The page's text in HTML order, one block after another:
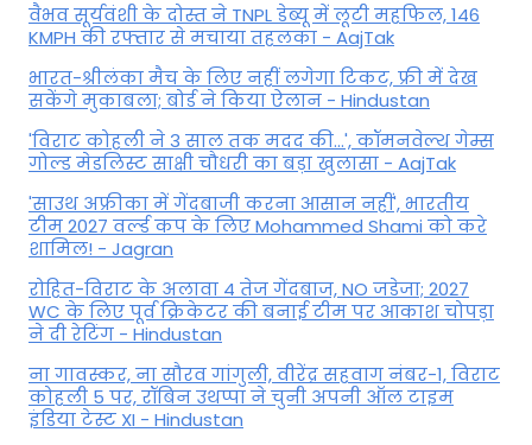
वैभव सूर्यवंशी के दोस्त ने TNPL डेब्यू में लूटी महफिल, 146
KMPH की रफ्तार से मचाया तहलका - AajTak
भारत-श्रीलंका मैच के लिए नहीं लगेगा टिकट, फ्री में देख
सकेंगे मुकाबला; बोर्ड ने किया ऐलान - Hindustan
'विराट कोहली ने 3 साल तक मदद की...', कॉमनवेल्थ गेम्स
गोल्ड मेडलिस्ट साक्षी चौधरी का बड़ा खुलासा - AajTak
'साउथ अफ्रीका में गेंदबाजी करना आसान नहीं', भारतीय
टीम 2027 वर्ल्‍ड कप के लिए Mohammed Shami को करे
शामिल! - Jagran
रोहित-विराट के अलावा 4 तेज गेंदबाज, NO जडेजा; 2027
WC के लिए पूर्व क्रिकेटर की बनाई टीम पर आकाश चोपड़ा
ने दी रेटिंग - Hindustan
ना गावस्कर, ना सौरव गांगुली, वीरेंद्र सहवाग नंबर-1, विराट
कोहली 5 पर, रॉबिन उथप्पा ने चुनी अपनी ऑल टाइम
इंडिया टेस्ट XI - Hindustan